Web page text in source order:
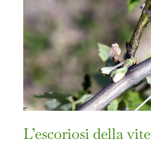
L’escoriosi della vite